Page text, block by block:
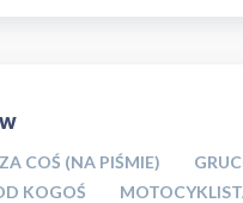
COŚ (NA PIŚMIE)
KOGOŚ